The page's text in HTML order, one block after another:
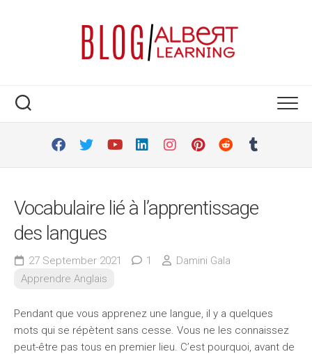
Vocabulaire lié à l’apprentissage
des langues
27 September 2021 1
Damini Gala
Apprendre Anglais
Pendant que vous apprenez une langue, il y a quelques
mots qui se répètent sans cesse. Vous ne les connaissez
peut-être pas tous en premier lieu. C’est pourquoi, avant de